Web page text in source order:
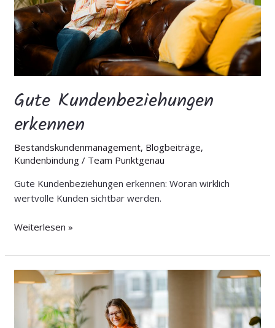
Gute Kundenbeziehungen
erkennen
Bestandskundenmanagement, Blogbeiträge,
Kundenbindung / Team Punktgenau
Gute Kundenbeziehungen erkennen: Woran wirklich
wertvolle Kunden sichtbar werden.
Weiterlesen »
Bleiben
Gespräch: